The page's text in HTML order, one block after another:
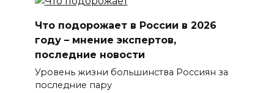
Что подорожает в России в 2026
году – мнение экспертов,
последние новости
Уровень жизни большинства Россиян за
последние пару